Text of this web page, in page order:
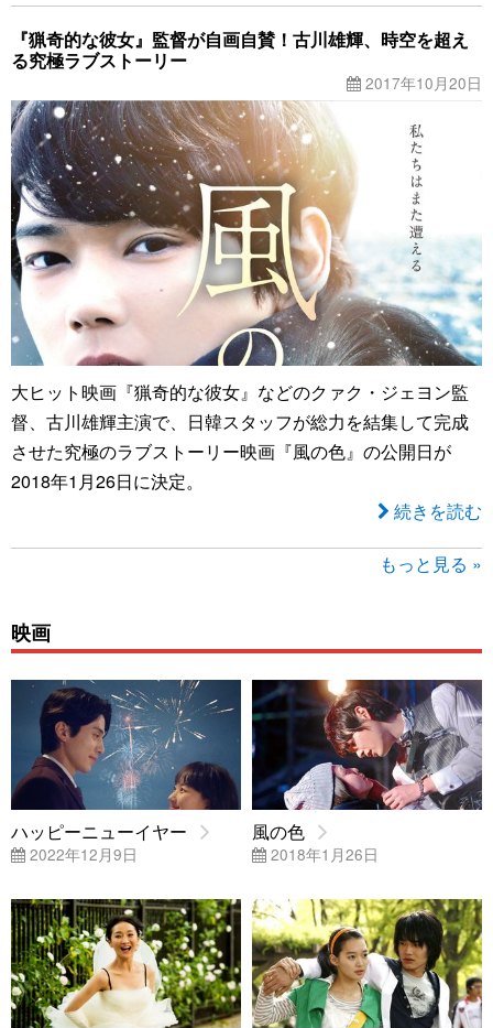
『猟奇的な彼女』監督が自画自賛！古川雄輝、時空を超え
る究極ラブストーリー
2017年10月20日
大ヒット映画『猟奇的な彼女』などのクァク・ジェヨン監
督、古川雄輝主演で、日韓スタッフが総力を結集して完成
させた究極のラブストーリー映画『風の色』の公開日が
2018年1月26日に決定。
続きを読む
もっと見る »
映画
ハッピーニューイヤー
2022年12月9日
風の色
2018年1月26日